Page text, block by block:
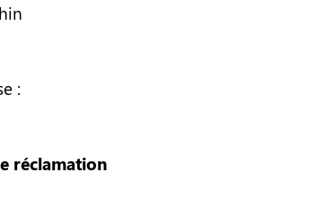
:
réclamation